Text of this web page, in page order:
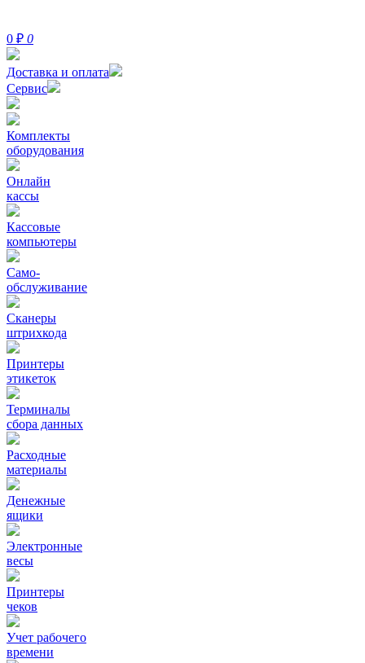
0 ₽ 0
Доставка и оплата
Сервис
Комплекты
оборудования
Онлайн
кассы
Кассовые
компьютеры
Само-
обслуживание
Сканеры
штрихкода
Принтеры
этикеток
Терминалы
сбора данных
Расходные
материалы
Денежные
ящики
Электронные
весы
Принтеры
чеков
Учет рабочего
времени